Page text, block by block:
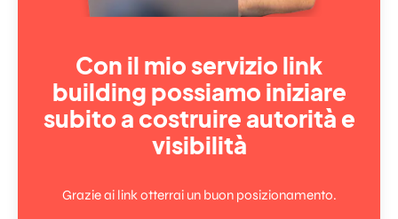
Con il mio servizio link
building possiamo iniziare
subito a costruire autorità e
visibilità
Grazie ai link otterrai un buon posizionamento.